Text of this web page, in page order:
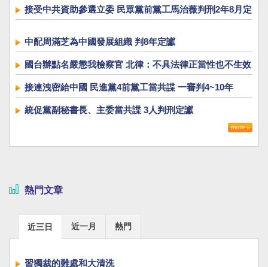
接受中共資助參選立委 民眾黨前黨工馬治薇判刑2年8月定
讞
中配周滿芝為中國發展組織 判8年定讞
國台辦點名嚴懲我檢察官 北律：不具法律正當性也不生效
力
接連洩密給中國 民進黨4前黨工當共諜 一審判4~10年
統促黨副秘書長、主委當共諜 3人判刑定讞
熱門文章
近三日 近一月 熱門
習獨裁的難處和大清洗